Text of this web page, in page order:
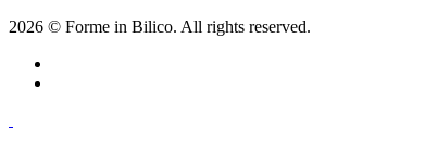
2026 © Forme in Bilico. All rights reserved.